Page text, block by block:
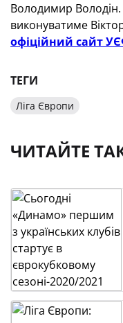
Володимир Володін.
виконуватиме
офіційний сайт
ТЕГИ
Ліга Європи
ЧИТАЙТЕ